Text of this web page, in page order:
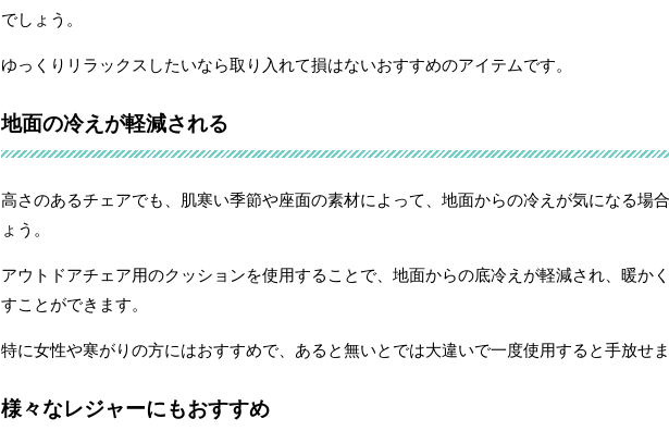
でしょう。
ゆっくりリラックスしたいなら取り入れて損はないおすすめのアイテムです。
地面の冷えが軽減される
高さのあるチェアでも、肌寒い季節や座面の素材によって、地面からの冷えが気になる場
ょう。
アウトドアチェア用のクッションを使用することで、地面からの底冷えが軽減され、暖か
すことができます。
特に女性や寒がりの方にはおすすめで、あると無いとでは大違いで一度使用すると手放せま
様々なレジャーにもおすすめ